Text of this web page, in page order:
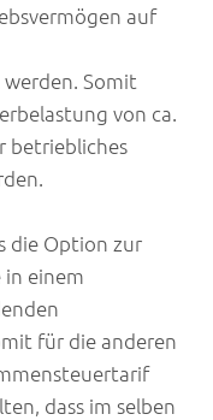
auf
Somit
von ca.
betriebliches
die Option zur
einem
für die anderen
dass im selben